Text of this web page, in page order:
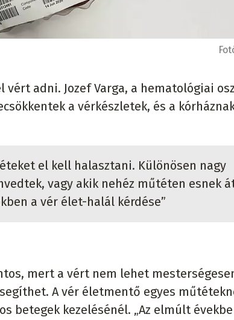
adni. Jozef Varga, a hematológiai
a vérkészletek, és a
el kell halasztani. Különösen nagy
vagy akik nehéz műtéten esnek
a vér élet-halál kérdése”
mert a vért nem lehet
A vér életmentő egyes
betegek kezelésénél. „Az elmúlt